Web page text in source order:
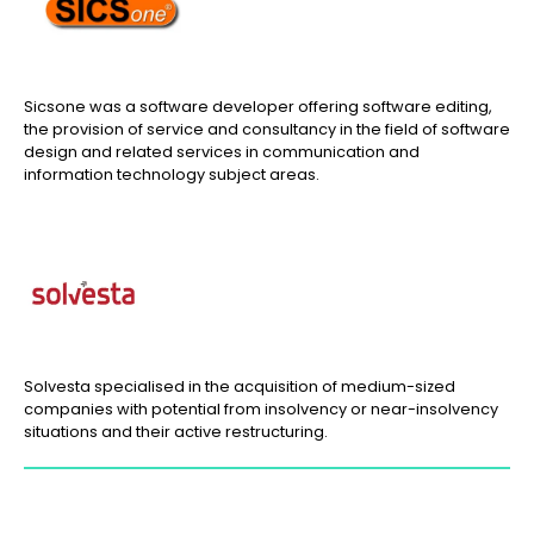
Sicsone was a software developer offering software editing,
the provision of service and consultancy in the field of software
design and related services in communication and
information technology subject areas.
Solvesta specialised in the acquisition of medium-sized
companies with potential from insolvency or near-insolvency
situations and their active restructuring.